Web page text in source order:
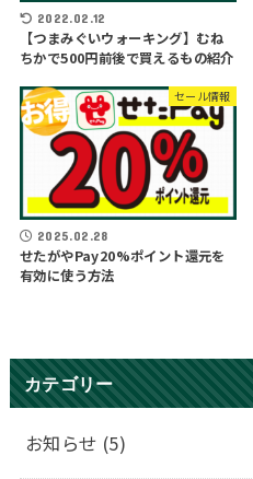
2022.02.12
【つまみぐいウォーキング】むね
ちかで500円前後で買えるもの紹介
セール情報
2025.02.28
せたがやPay20%ポイント還元を
有効に使う方法
カテゴリー
お知らせ (5)